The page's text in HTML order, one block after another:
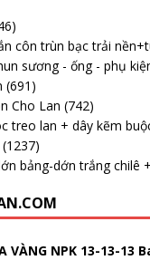
côn trùn bạc trải
sương - ống - phụ
(691)
Cho Lan (742)
treo lan + dây kẽm
(1237)
bảng-dớn trắng chilê
VÀNG NPK 13-13-13